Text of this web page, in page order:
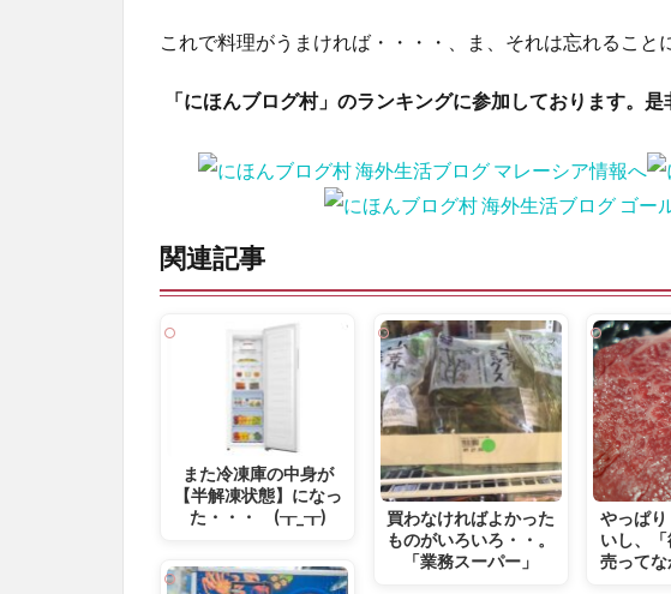
これで料理がうまければ・・・・、ま、それは忘れること
「にほんブログ村」のランキングに参加しております。
関連記事
また冷凍庫の中身が
【半解凍状態】になっ
た・・・ (┰_┰)
買わなければよかった
ものがいろいろ・・。
「業務スーパー」
やっぱ
いし、
売ってな